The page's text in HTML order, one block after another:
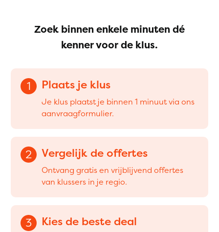
Zoek binnen enkele minuten dé
kenner voor de klus.
1 Plaats je klus
Je klus plaatst je binnen 1 minuut via ons
aanvraagformulier.
2 Vergelijk de offertes
Ontvang gratis en vrijblijvend offertes
van klussers in je regio.
3 Kies de beste deal